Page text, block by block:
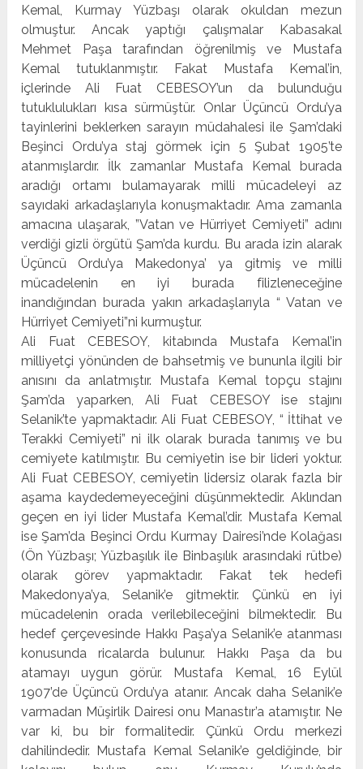
Kemal, Kurmay Yüzbaşı olarak okuldan mezun
olmuştur. Ancak yaptığı çalışmalar Kabasakal
Mehmet Paşa tarafından öğrenilmiş ve Mustafa
Kemal tutuklanmıştır. Fakat Mustafa Kemal’in,
içlerinde Ali Fuat CEBESOY’un da bulunduğu
tutuklulukları kısa sürmüştür. Onlar Üçüncü Ordu’ya
tayinlerini beklerken sarayın müdahalesi ile Şam’daki
Beşinci Ordu’ya staj görmek için 5 Şubat 1905’te
atanmışlardır. İlk zamanlar Mustafa Kemal burada
aradığı ortamı bulamayarak milli mücadeleyi az
sayıdaki arkadaşlarıyla konuşmaktadır. Ama zamanla
amacına ulaşarak, ”Vatan ve Hürriyet Cemiyeti” adını
verdiği gizli örgütü Şam’da kurdu. Bu arada izin alarak
Üçüncü Ordu’ya Makedonya’ ya gitmiş ve milli
mücadelenin en iyi burada filizleneceğine
inandığından burada yakın arkadaşlarıyla “ Vatan ve
Hürriyet Cemiyeti”ni kurmuştur.
Ali Fuat CEBESOY, kitabında Mustafa Kemal’in
milliyetçi yönünden de bahsetmiş ve bununla ilgili bir
anısını da anlatmıştır. Mustafa Kemal topçu stajını
Şam’da yaparken, Ali Fuat CEBESOY ise stajını
Selanik’te yapmaktadır. Ali Fuat CEBESOY, “ İttihat ve
Terakki Cemiyeti” ni ilk olarak burada tanımış ve bu
cemiyete katılmıştır. Bu cemiyetin ise bir lideri yoktur.
Ali Fuat CEBESOY, cemiyetin lidersiz olarak fazla bir
aşama kaydedemeyeceğini düşünmektedir. Aklından
geçen en iyi lider Mustafa Kemal’dir. Mustafa Kemal
ise Şam’da Beşinci Ordu Kurmay Dairesi’nde Kolağası
(Ön Yüzbaşı; Yüzbaşılık ile Binbaşılık arasındaki rütbe)
olarak görev yapmaktadır. Fakat tek hedefi
Makedonya’ya, Selanik’e gitmektir. Çünkü en iyi
mücadelenin orada verilebileceğini bilmektedir. Bu
hedef çerçevesinde Hakkı Paşa’ya Selanik’e atanması
konusunda ricalarda bulunur. Hakkı Paşa da bu
atamayı uygun görür. Mustafa Kemal, 16 Eylül
1907’de Üçüncü Ordu’ya atanır. Ancak daha Selanik’e
varmadan Müşirlik Dairesi onu Manastır’a atamıştır. Ne
var ki, bu bir formalitedir. Çünkü Ordu merkezi
dahilindedir. Mustafa Kemal Selanik’e geldiğinde, bir